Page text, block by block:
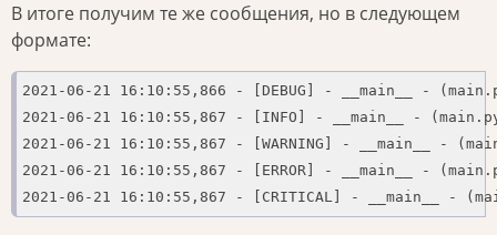
В итоге получим те же сообщения, но в следующем
формате:
2021-06-21 16:10:55,866 - [DEBUG] - __main__ -
2021-06-21 16:10:55,867 - [INFO] - __main__ -
2021-06-21 16:10:55,867 - [WARNING] - __main__ -
2021-06-21 16:10:55,867 - [ERROR] - __main__ -
2021-06-21 16:10:55,867 - [CRITICAL] - __main__ -